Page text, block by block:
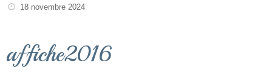
18 novembre 2024
affiche2016